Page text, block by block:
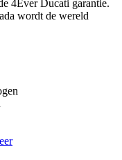
4Ever Ducati garantie.
wordt de wereld